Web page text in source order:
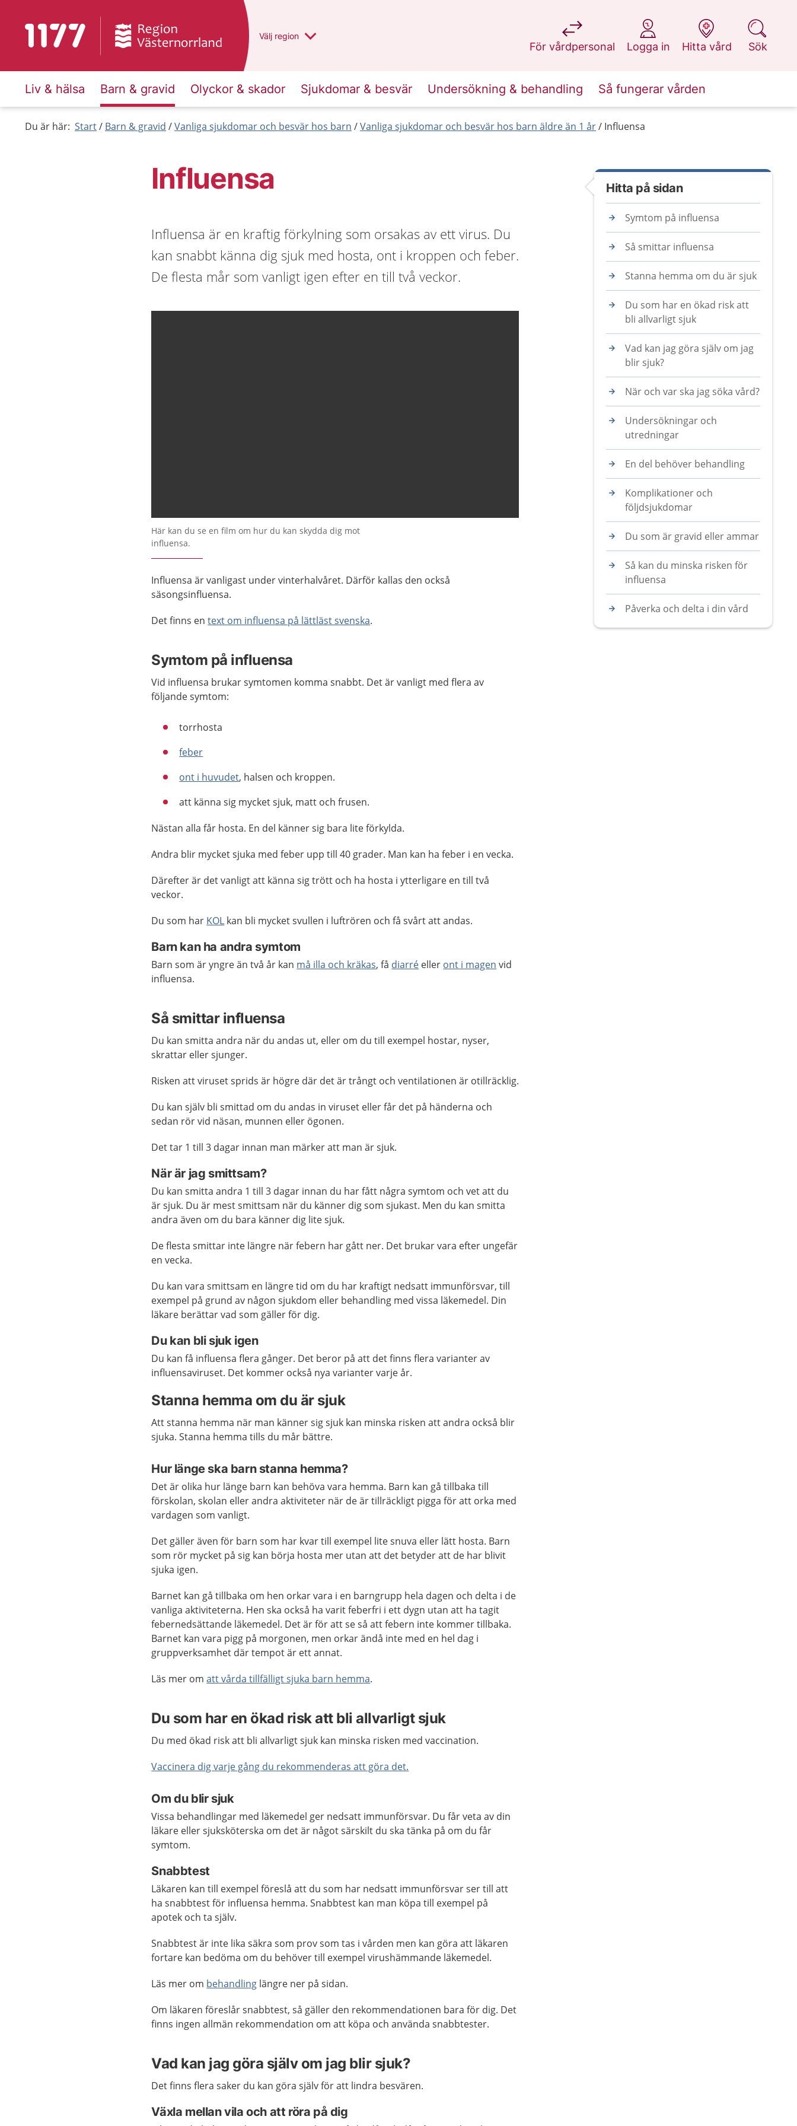
Till startsidan för 1177 Du har valt region
Välj en annan
region
För vårdpersonal
på 1177.se
Logga in
på 1177.se
Hitta vård
på 1177.se
Sök
på 1177.se
Liv & hälsa Barn & gravid Olyckor & skador Sjukdomar & besvär Undersökning & behandling Så fungerar vården
Du är här: Start Barn & gravid Vanliga sjukdomar och besvär hos barn Vanliga sjukdomar och besvär hos barn äldre än 1 år Influensa
Influensa
Influensa är en kraftig förkylning som orsakas av ett virus. Du
kan snabbt känna dig sjuk med hosta, ont i kroppen och feber.
De flesta mår som vanligt igen efter en till två veckor.
Här kan du se en film om hur du kan skydda dig mot
influensa.
Influensa är vanligast under vinterhalvåret. Därför kallas den också
säsongsinfluensa.
Det finns entext om influensa på lättläst svenska.
Symtom på influensa
Vid influensa brukar symtomen komma snabbt. Det är vanligt med flera av
följande symtom:
torrhosta
feber
ont i huvudet, halsen och kroppen.
att känna sig mycket sjuk, matt och frusen.
Nästan alla får hosta. En del känner sig bara lite förkylda.
Andra blir mycket sjuka med feber upp till 40 grader. Man kan ha feber i en vecka.
Därefter är det vanligt att känna sig trött och ha hosta i ytterligare en till två
veckor.
Du som har KOL kan bli mycket svullen i luftrören och få svårt att andas.
Barn kan ha andra symtom
Barn som är yngre än två år kan må illa och kräkas, få diarré eller ont i magen vid
influensa.
Så smittar influensa
Du kan smitta andra när du andas ut, eller om du till exempel hostar, nyser,
skrattar eller sjunger.
Risken att viruset sprids är högre där det är trångt och ventilationen är otillräcklig.
Du kan själv bli smittad om du andas in viruset eller får det på händerna och
sedan rör vid näsan, munnen eller ögonen.
Det tar 1 till 3 dagar innan man märker att man är sjuk.
När är jag smittsam?
Du kan smitta andra 1 till 3 dagar innan du har fått några symtom och vet att du
är sjuk. Du är mest smittsam när du känner dig som sjukast. Men du kan smitta
andra även om du bara känner dig lite sjuk.
De flesta smittar inte längre när febern har gått ner. Det brukar vara efter ungefär
en vecka.
Du kan vara smittsam en längre tid om du har kraftigt nedsatt immunförsvar, till
exempel på grund av någon sjukdom eller behandling med vissa läkemedel. Din
läkare berättar vad som gäller för dig.
Du kan bli sjuk igen
Du kan få influensa flera gånger. Det beror på att det finns flera varianter av
influensaviruset. Det kommer också nya varianter varje år.
Stanna hemma om du är sjuk
Att stanna hemma när man känner sig sjuk kan minska risken att andra också blir
sjuka. Stanna hemma tills du mår bättre.
Hur länge ska barn stanna hemma?
Det är olika hur länge barn kan behöva vara hemma. Barn kan gå tillbaka till
förskolan, skolan eller andra aktiviteter när de är tillräckligt pigga för att orka med
vardagen som vanligt.
Det gäller även för barn som har kvar till exempel lite snuva eller lätt hosta. Barn
som rör mycket på sig kan börja hosta mer utan att det betyder att de har blivit
sjuka igen.
Barnet kan gå tillbaka om hen orkar vara i en barngrupp hela dagen och delta i de
vanliga aktiviteterna. Hen ska också ha varit feberfri i ett dygn utan att ha tagit
febernedsättande läkemedel. Det är för att se så att febern inte kommer tillbaka.
Barnet kan vara pigg på morgonen, men orkar ändå inte med en hel dag i
gruppverksamhet där tempot är ett annat.
Läs mer omatt vårda tillfälligt sjuka barn hemma.
Du som har en ökad risk att bli allvarligt sjuk
Du med ökad risk att bli allvarligt sjuk kan minska risken med vaccination.
Vaccinera dig varje gång du rekommenderas att göra det.
Om du blir sjuk
Vissa behandlingar med läkemedel ger nedsatt immunförsvar. Du får veta av din
läkare eller sjuksköterska om det är något särskilt du ska tänka på om du får
symtom.
Snabbtest
Läkaren kan till exempel föreslå att du som har nedsatt immunförsvar ser till att
ha snabbtest för influensa hemma. Snabbtest kan man köpa till exempel på
apotek och ta själv.
Snabbtest är inte lika säkra som prov som tas i vården men kan göra att läkaren
fortare kan bedöma om du behöver till exempel virushämmande läkemedel.
Läs mer om behandling längre ner på sidan.
Om läkaren föreslår snabbtest, så gäller den rekommendationen bara för dig. Det
finns ingen allmän rekommendation om att köpa och använda snabbtester.
Vad kan jag göra själv om jag blir sjuk?
Det finns flera saker du kan göra själv för att lindra besvären.
Växla mellan vila och att röra på dig
Hitta på sidan
Symtom på influensa
Så smittar influensa
Stanna hemma om du är sjuk
Du som har en ökad risk att
bli allvarligt sjuk
Vad kan jag göra själv om jag
blir sjuk?
När och var ska jag söka vård?
Undersökningar och
utredningar
En del behöver behandling
Komplikationer och
följdsjukdomar
Du som är gravid eller ammar
Så kan du minska risken för
influensa
Påverka och delta i din vård